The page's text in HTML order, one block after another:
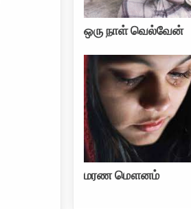
ஒரு நாள் வெல்வேன்
மரண மௌனம்